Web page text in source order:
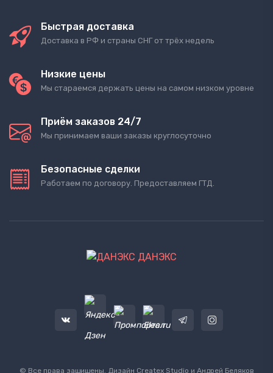
Быстрая доставка
Доставка в РФ и страны СНГ от трёх недель
Низкие цены
Мы стараемся держать цены на самом низком уровне
Приём заказов 24/7
Мы принимаем ваши заказы круглосуточно
Безопасные сделки
Работаем по договору. Предоставляем ГТД.
ДАНЭКС
© Все права защищены. Дизайн Createx Studio и Андрей Беляков